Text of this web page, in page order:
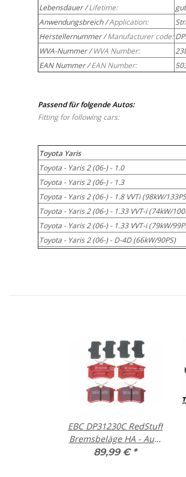
Lebensdauer /Lifetime:
Anwendungsbreich /Application:
Herstellernummer /Manufacturer code:
WVA-Nummer /WVA Number:
EAN Nummer /EAN Number:
Passend für folgende Autos:
Fitting for following cars:
Toyota Yaris
Toyota - Yaris 2 (06-) - 1.0
Toyota - Yaris 2 (06-) - 1.3
Toyota - Yaris 2 (06-) - 1.8 VVTi (98kW/
Toyota - Yaris 2 (06-) - 1.33 VVT-i (74kW/
Toyota - Yaris 2 (06-) - 1.33 VVT-i (79kW/
Toyota - Yaris 2 (06-) - D-4D (66kW/90PS)
EBC DP31230C RedStuff
Bremsbeläge HA - Audi
Citroen Peugeot Seat
89,99 € *